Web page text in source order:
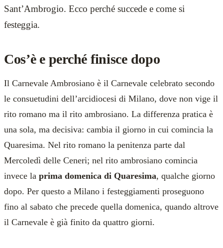
Sant’Ambrogio. Ecco perché succede e come si
festeggia.
Cos’è e perché finisce dopo
Il Carnevale Ambrosiano è il Carnevale celebrato secondo
le consuetudini dell’arcidiocesi di Milano, dove non vige il
rito romano ma il rito ambrosiano. La differenza pratica è
una sola, ma decisiva: cambia il giorno in cui comincia la
Quaresima. Nel rito romano la penitenza parte dal
Mercoledì delle Ceneri; nel rito ambrosiano comincia
invece la prima domenica di Quaresima, qualche giorno
dopo. Per questo a Milano i festeggiamenti proseguono
fino al sabato che precede quella domenica, quando altrove
il Carnevale è già finito da quattro giorni.